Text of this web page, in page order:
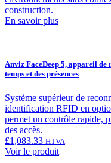
construction.
En savoir plus
Anviz FaceDeep 5, appareil de
temps et des présences
Système supérieur de
identification RFID en
permet un contrôle rapide,
des accès.
£1,083.33 HTVA
Voir le produit